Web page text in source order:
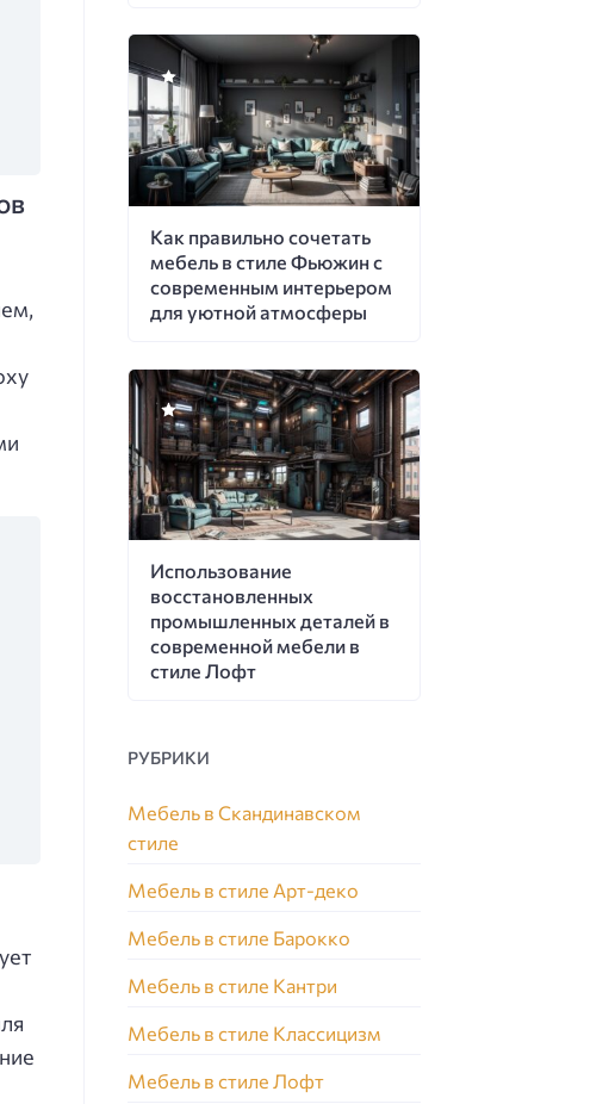
Как правильно сочетать
мебель в стиле Фьюжин с
современным интерьером
для уютной атмосферы
Использование
восстановленных
промышленных деталей в
современной мебели в
стиле Лофт
РУБРИКИ
Мебель в Скандинавском
стиле
Мебель в стиле Арт-деко
Мебель в стиле Барокко
Мебель в стиле Кантри
Мебель в стиле Классицизм
Мебель в стиле Лофт